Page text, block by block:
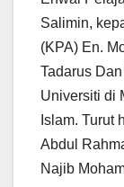
Salimin,
(KPA) En.
Tadarus
Universiti di
Islam. Turut
Abdul
Najib